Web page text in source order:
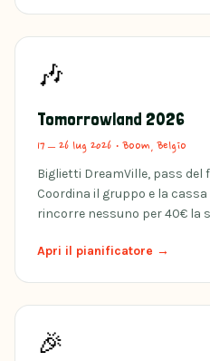
🎶
Tomorrowland 2026
17 – 26 lug 2026 ·Boom, Belgio
Biglietti DreamVille, pass del
Coordina il gruppo e la
rincorre nessuno per 40€ la
Apri il pianificatore →
🎉